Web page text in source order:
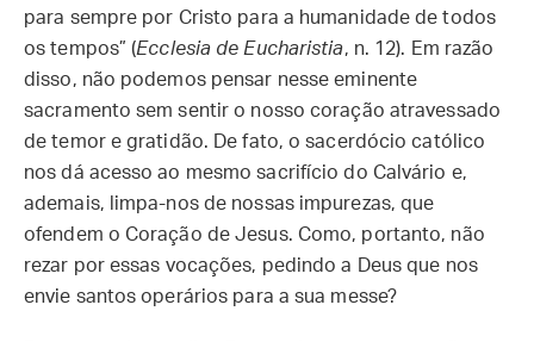
para sempre por Cristo para a humanidade de todos
os tempos” (Ecclesia de Eucharistia, n. 12). Em razão
disso, não podemos pensar nesse eminente
sacramento sem sentir o nosso coração atravessado
de temor e gratidão. De fato, o sacerdócio católico
nos dá acesso ao mesmo sacrifício do Calvário e,
ademais, limpa-nos de nossas impurezas, que
ofendem o Coração de Jesus. Como, portanto, não
rezar por essas vocações, pedindo a Deus que nos
envie santos operários para a sua messe?